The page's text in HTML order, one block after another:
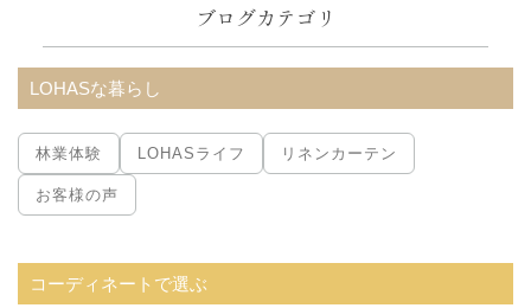
ブログカテゴリ
LOHASな暮らし
林業体験 LOHASライフ リネンカーテン
お客様の声
コーディネートで選ぶ